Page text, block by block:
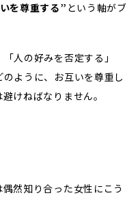
を尊重する” という軸がブ
人の好みを否定する」
のように、お互いを尊重し
けねばなりません。
然知り合った女性にこう